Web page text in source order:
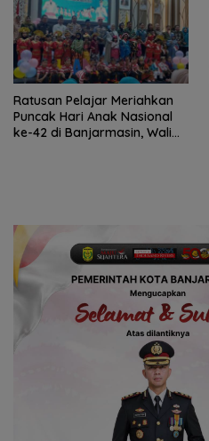
Ratusan Pelajar Meriahkan
Puncak Hari Anak Nasional
ke-42 di Banjarmasin, Wali